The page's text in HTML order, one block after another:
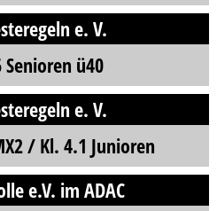
e. V.
ü40
e. V.
/ Kl. 4.1 Junioren
e.V. im ADAC